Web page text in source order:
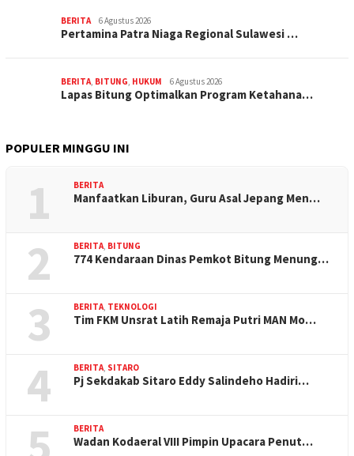
BERITA 6 Agustus 2026
Pertamina Patra Niaga Regional Sulawesi …
BERITA, BITUNG, HUKUM 6 Agustus 2026
Lapas Bitung Optimalkan Program Ketahana…
POPULER MINGGU INI
1 BERITA
Manfaatkan Liburan, Guru Asal Jepang Men…
2 BERITA, BITUNG
774 Kendaraan Dinas Pemkot Bitung Menung…
3 BERITA, TEKNOLOGI
Tim FKM Unsrat Latih Remaja Putri MAN Mo…
4 BERITA, SITARO
Pj Sekdakab Sitaro Eddy Salindeho Hadiri…
BERITA
Wadan Kodaeral VIII Pimpin Upacara Penut…